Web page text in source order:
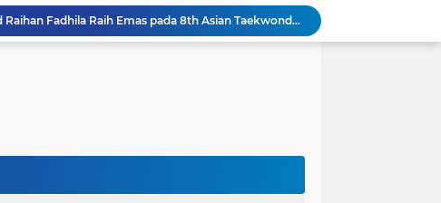
Serda Muhammad Raihan Fadhila Raih Emas pada 8th Asian Taekwondo Indonesia Open Championship 2026
Presiden Prabowo Instruksikan Percepatan Penanganan Pemadaman Listrik & Jaga Stabilitas Harga BBM
DPRD dan Gubernur Jawa Barat Menyepakati Rancangan KUA-PPAS APBD Tahun Anggaran 2027